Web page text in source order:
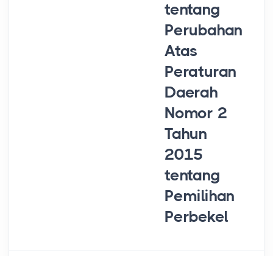
tentang
Perubahan
Atas
Peraturan
Daerah
Nomor 2
Tahun
2015
tentang
Pemilihan
Perbekel